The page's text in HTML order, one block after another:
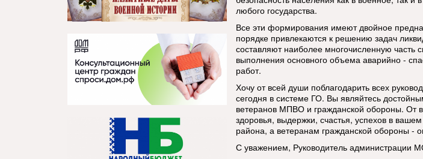
любого государства.
Все эти формирования имеют двойное
порядке привлекаются к решению задач
составляют наиболее многочисленную часть
выполнения основного объема аварийно -
работ.
Хочу от всей души поблагодарить всех
сегодня в системе ГО. Вы являйтесь
ветеранов МПВО и гражданской обороны. От
здоровья, выдержки, счастья, успехов в
района, а ветеранам гражданской обороны -
С уважением, Руководитель администрации